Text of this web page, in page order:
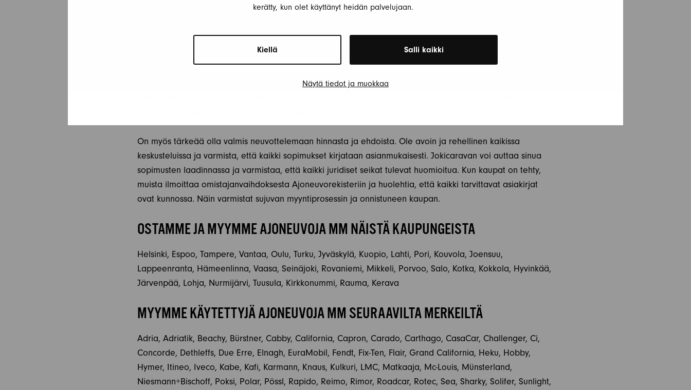
kerätty, kun olet käyttänyt heidän palvelujaan.
Kiellä Salli kaikki
Näytä tiedot ja muokkaa
MATKAILUAUTON MYYNTIPROSESSI – ASKEL ASKELEELTA
Kun olet päättänyt myydä matkailuautosi, on tärkeää noudattaa selkeää myyntiprosessia, jotta kaikki sujuu
ajoneuvon tarkat tiedot ja ominaisuudet. Kuvilla on suuri merkitys, joten varmista, että otat laadukkaita
On myös tärkeää olla valmis neuvottelemaan hinnasta ja ehdoista. Ole avoin ja rehellinen kaikissa
keskusteluissa ja varmista, että kaikki sopimukset kirjataan asianmukaisesti. Jokicaravan voi auttaa sinua
sopimusten laadinnassa ja varmistaa, että kaikki juridiset seikat tulevat huomioitua. Kun kaupat on tehty,
muista ilmoittaa omistajanvaihdoksesta Ajoneuvorekisteriin ja huolehtia, että kaikki tarvittavat asiakirjat
ovat kunnossa. Näin varmistat sujuvan myyntiprosessin ja onnistuneen kaupan.
OSTAMME JA MYYMME AJONEUVOJA MM NÄISTÄ KAUPUNGEISTA
Helsinki, Espoo, Tampere, Vantaa, Oulu, Turku, Jyväskylä, Kuopio, Lahti, Pori, Kouvola, Joensuu,
Lappeenranta, Hämeenlinna, Vaasa, Seinäjoki, Rovaniemi, Mikkeli, Porvoo, Salo, Kotka, Kokkola, Hyvinkää,
Järvenpää, Lohja, Nurmijärvi, Tuusula, Kirkkonummi, Rauma, Kerava
MYYMME KÄYTETTYJÄ AJONEUVOJA MM SEURAAVILTA MERKEILTÄ
Adria, Adriatik, Beachy, Bürstner, Cabby, California, Capron, Carado, Carthago, CasaCar, Challenger, Ci,
Concorde, Dethleffs, Due Erre, Elnagh, EuraMobil, Fendt, Fix-Ten, Flair, Grand California, Heku, Hobby,
Hymer, Itineo, Iveco, Kabe, Kafi, Karmann, Knaus, Kulkuri, LMC, Matkaaja, Mc-Louis, Münsterland,
Niesmann+Bischoff, Poksi, Polar, Pössl, Rapido, Reimo, Rimor, Roadcar, Rotec, Sea, Sharky, Solifer, Sunlight,